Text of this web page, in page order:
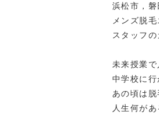
浜松市，磐
メンズ脱
スタッフの
未来授業で
中学校に行
あの頃は
人生何が